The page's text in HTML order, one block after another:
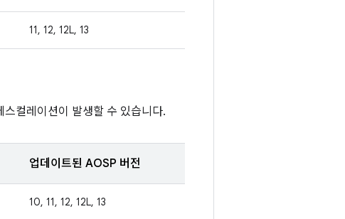
11, 12, 12L, 13
컬레이션이 발생할 수 있습니다.
업데이트된 AOSP 버전
10, 11, 12, 12L, 13